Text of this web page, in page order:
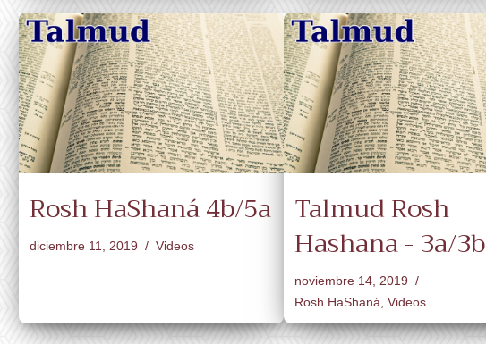
Rosh HaShaná 4b/5a
diciembre 11, 2019 Videos
Talmud Rosh
Hashana - 3a/3b
noviembre 14, 2019
Rosh HaShaná Videos